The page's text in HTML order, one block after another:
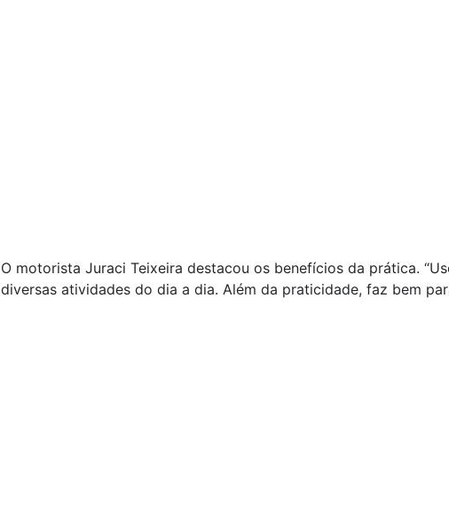
O motorista Juraci Teixeira destacou os benefícios da prática.
diversas atividades do dia a dia. Além da praticidade, faz bem